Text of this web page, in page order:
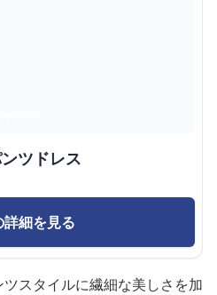
ツドレス
詳細を見る
スタイルに繊細な美しさを加